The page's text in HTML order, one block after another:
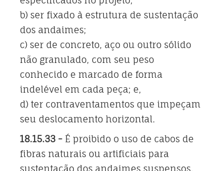
b) ser fixado à estrutura de sustentação
dos andaimes;
c) ser de concreto, aço ou outro sólido
não granulado, com seu peso
conhecido e marcado de forma
indelével em cada peça; e,
d) ter contraventamentos que impeçam
seu deslocamento horizontal.
18.15.33 - É proibido o uso de cabos de
fibras naturais ou artificiais para
sustentação dos andaimes suspensos.